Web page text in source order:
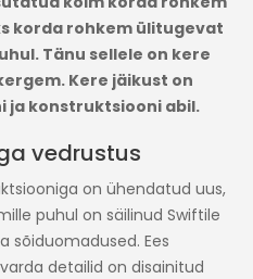
korda rohkem ülitugevat
Tänu sellele on kere
Kere jäikust on
ja konstruktsiooni abil.
vedrustus
on ühendatud uus,
puhul on säilinud Swiftile
sõiduomadused. Ees
detailid on disainitud